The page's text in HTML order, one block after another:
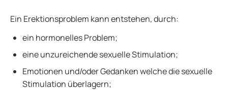
Ein Erektionsproblem kann entstehen, durch:
ein hormonelles Problem;
eine unzureichende sexuelle Stimulation;
Emotionen und/oder Gedanken welche die sexuelle
Stimulation überlagern;